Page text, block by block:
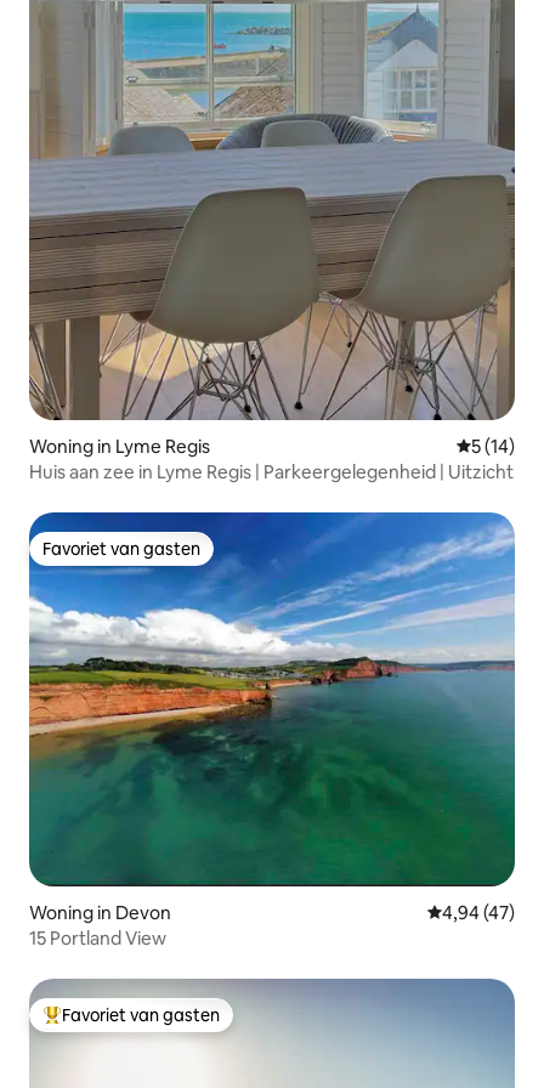
Woning in Lyme Regis
5 (14)
Huis aan zee in Lyme Regis | Parkeergelegenheid | Uitzicht
Favoriet van gasten
Favoriet van gasten
Woning in Devon Gemiddelde
4,94 (47)
15 Portland View
Topfavoriet van gasten
Favoriet van gasten